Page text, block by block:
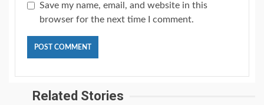
Save my name, email, and website in this
browser for the next time I comment.
Related Stories